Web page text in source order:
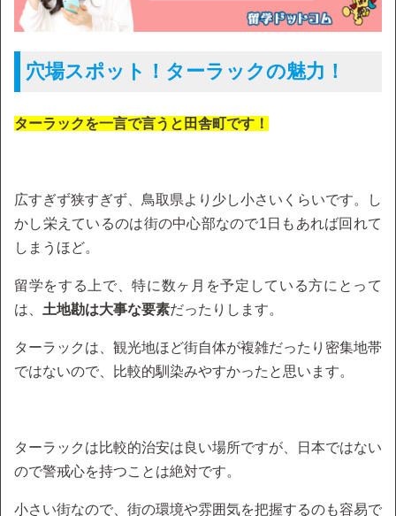
穴場スポット！ターラックの魅力！
ターラックを一言で言うと田舎町です！
広すぎず狭すぎず、鳥取県より少し小さいくらいです。し
かし栄えているのは街の中心部なので1日もあれば回れて
しまうほど。
留学をする上で、特に数ヶ月を予定している方にとって
は、 土地勘は大事な要素だったりします。
ターラックは、観光地ほど街自体が複雑だったり密集地帯
ではないので、比較的馴染みやすかったと思います。
ターラックは比較的治安は良い場所ですが、日本ではない
ので警戒心を持つことは絶対です。
小さい街なので、街の環境や雰囲気を把握するのも容易で